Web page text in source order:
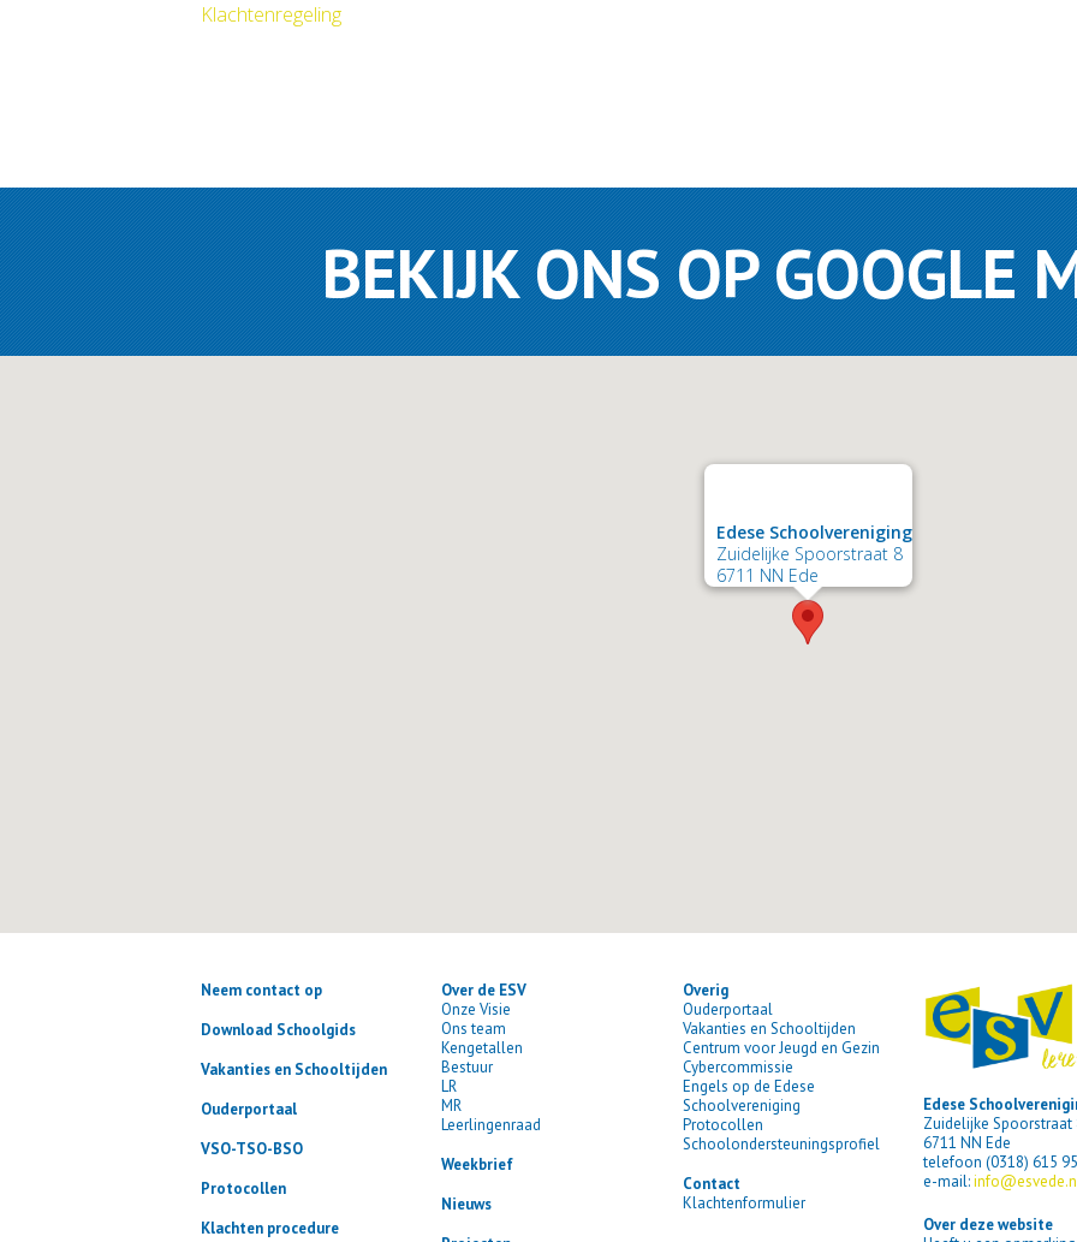
Klachtenregeling
BEKIJK ONS OP GOOGLE
Edese Schoolvereniging
Zuidelijke Spoorstraat 8
6711 NN Ede
Neem contact op
Download Schoolgids
Vakanties en Schooltijden
Ouderportaal
VSO-TSO-BSO
Protocollen
Klachten procedure
Over de ESV
Onze Visie
Ons team
Kengetallen
Bestuur
LR
MR
Leerlingenraad
Weekbrief
Nieuws
Overig
Ouderportaal
Vakanties en Schooltijden
Centrum voor Jeugd en Gezin
Cybercommissie
Engels op de Edese
Schoolvereniging
Protocollen
Schoolondersteuningsprofiel
Contact
Klachtenformulier
Edese
Zuidelijke Spoorstraat
6711 NN Ede
telefoon (0318) 615
e-mail:
Over deze website